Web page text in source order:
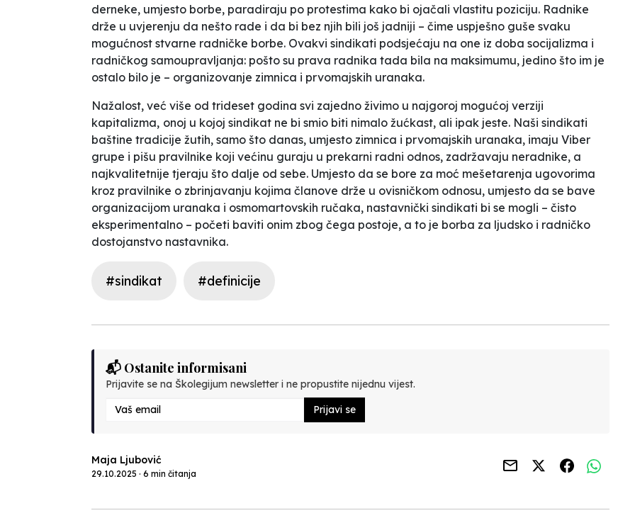
derneke, umjesto borbe, paradiraju po protestima kako bi ojačali vlastitu poziciju. Radnike
drže u uvjerenju da nešto rade i da bi bez njih bili još jadniji – čime uspješno guše svaku
mogućnost stvarne radničke borbe. Ovakvi sindikati podsjećaju na one iz doba socijalizma i
radničkog samoupravljanja: pošto su prava radnika tada bila na maksimumu, jedino što im je
ostalo bilo je – organizovanje zimnica i prvomajskih uranaka.
Nažalost, već više od trideset godina svi zajedno živimo u najgoroj mogućoj verziji
kapitalizma, onoj u kojoj sindikat ne bi smio biti nimalo žućkast, ali ipak jeste. Naši sindikati
baštine tradicije žutih, samo što danas, umjesto zimnica i prvomajskih uranaka, imaju Viber
grupe i pišu pravilnike koji većinu guraju u prekarni radni odnos, zadržavaju neradnike, a
najkvalitetnije tjeraju što dalje od sebe. Umjesto da se bore za moć mešetarenja ugovorima
kroz pravilnike o zbrinjavanju kojima članove drže u ovisničkom odnosu, umjesto da se bave
organizacijom uranaka i osmomartovskih ručaka, nastavnički sindikati bi se mogli – čisto
eksperimentalno – početi baviti onim zbog čega postoje, a to je borba za ljudsko i radničko
dostojanstvo nastavnika.
#sindikat #definicije
📬 Ostanite informisani
Prijavite se na Školegijum newsletter i ne propustite nijednu vijest.
Prijavi se
Maja Ljubović
29.10.2025 · 6 min čitanja